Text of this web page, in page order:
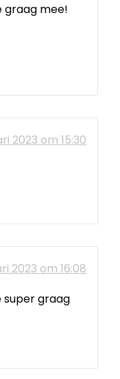
graag mee!
2023 om 15:30
2023 om 16:08
super graag